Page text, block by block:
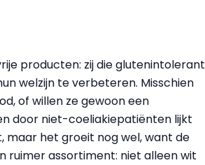
producten: zij die glutenintolerant
welzijn te verbeteren. Misschien
of willen ze gewoon een
door niet-coeliakiepatiënten lijkt
maar het groeit nog wel, want de
ruimer assortiment: niet alleen wit